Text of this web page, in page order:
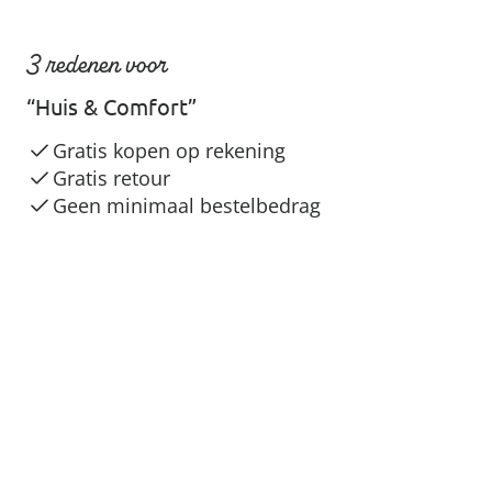
3 redenen voor
“Huis & Comfort”
Gratis kopen op rekening
Gratis retour
Geen minimaal bestelbedrag